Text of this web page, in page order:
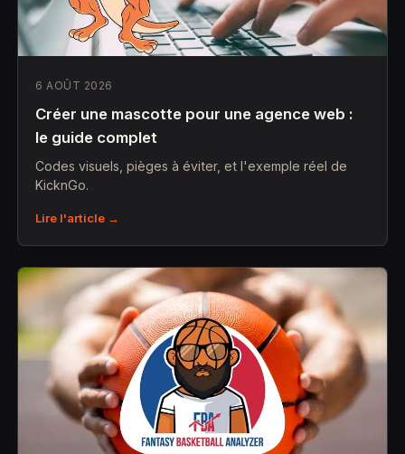
6 AOÛT 2026
Créer une mascotte pour une agence web :
le guide complet
Codes visuels, pièges à éviter, et l'exemple réel de
KicknGo.
Lire l'article →